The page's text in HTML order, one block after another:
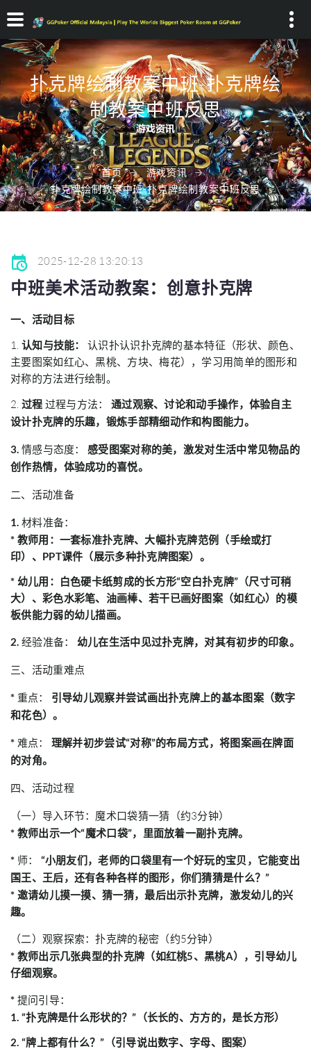
Search...
扑克牌绘制教案中班-扑克牌绘
制教案中班反思
首页
游戏资讯
扑克牌绘制教案中班-扑克牌绘制教案中班反思
2025-12-28 13:20:13
中班美术活动教案：创意扑克牌
一、活动目标
1. 认知与技能：
认识扑认识扑克牌的基本特征（形状、颜色、
主要图案如红心、黑桃、方块、梅花），学习用简单的图形和
对称的方法进行绘制。
2. 过程 过程与方法：
通过观察、讨论和动手操作，体验自主
设计扑克牌的乐趣，锻炼手部精细动作和构图能力。
3. 情感与态度：
感受图案对称的美，激发对生活中常见物品的
创作热情，体验成功的喜悦。
二、活动准备
1. 材料准备：
* 教师用：一套标准扑克牌、大幅扑克牌范例（手绘或打
印）、PPT课件（展示多种扑克牌图案）。
* 幼儿用：白色硬卡纸剪成的长方形“空白扑克牌”（尺寸可稍
大）、彩色水彩笔、油画棒、若干已画好图案（如红心）的模
板供能力弱的幼儿描画。
2. 经验准备： 幼儿在生活中见过扑克牌，对其有初步的印象。
三、活动重难点
* 重点：
引导幼儿观察并尝试画出扑克牌上的基本图案（数字
和花色）。
* 难点：
理解并初步尝试“对称”的布局方式，将图案画在牌面
的对角。
四、活动过程
（一）导入环节：魔术口袋猜一猜（约3分钟）
* 教师出示一个“魔术口袋”，里面放着一副扑克牌。
* 师：
“小朋友们，老师的口袋里有一个好玩的宝贝，它能变出
国王、王后，还有各种各样的图形，你们猜猜是什么？”
* 邀请幼儿摸一摸、猜一猜，最后出示扑克牌，激发幼儿的兴
趣。
（二）观察探索：扑克牌的秘密（约5分钟）
* 教师出示几张典型的扑克牌（如红桃5、黑桃A），引导幼儿
仔细观察。
* 提问引导：
1. “扑克牌是什么形状的？”（长长的、方方的，是长方形）
2. “牌上都有什么？”（引导说出数字、字母、图案）